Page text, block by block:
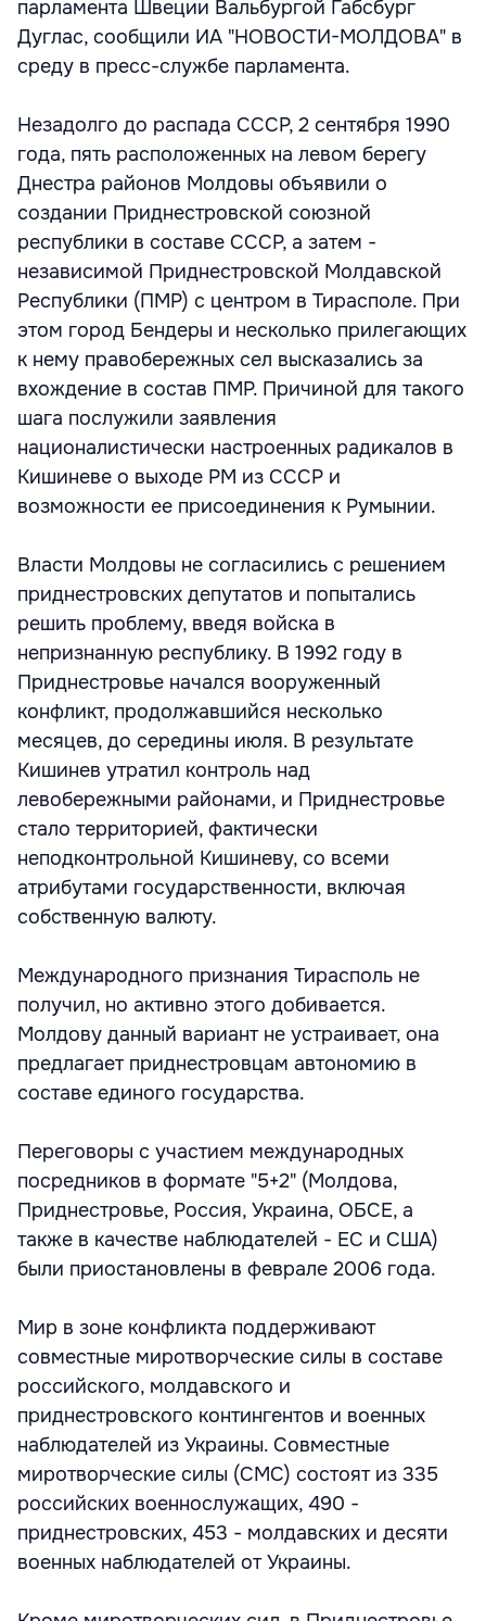
парламента Швеции Вальбургой Габсбург
Дуглас, сообщили ИА "НОВОСТИ-МОЛДОВА" в
среду в пресс-службе парламента.
Незадолго до распада СССР, 2 сентября 1990
года, пять расположенных на левом берегу
Днестра районов Молдовы объявили о
создании Приднестровской союзной
республики в составе СССР, а затем -
независимой Приднестровской Молдавской
Республики (ПМР) с центром в Тирасполе. При
этом город Бендеры и несколько прилегающих
к нему правобережных сел высказались за
вхождение в состав ПМР. Причиной для такого
шага послужили заявления
националистически настроенных радикалов в
Кишиневе о выходе РМ из СССР и
возможности ее присоединения к Румынии.
Власти Молдовы не согласились с решением
приднестровских депутатов и попытались
решить проблему, введя войска в
непризнанную республику. В 1992 году в
Приднестровье начался вооруженный
конфликт, продолжавшийся несколько
месяцев, до середины июля. В результате
Кишинев утратил контроль над
левобережными районами, и Приднестровье
стало территорией, фактически
неподконтрольной Кишиневу, со всеми
атрибутами государственности, включая
собственную валюту.
Международного признания Тирасполь не
получил, но активно этого добивается.
Молдову данный вариант не устраивает, она
предлагает приднестровцам автономию в
составе единого государства.
Переговоры с участием международных
посредников в формате "5+2" (Молдова,
Приднестровье, Россия, Украина, ОБСЕ, а
также в качестве наблюдателей - ЕС и США)
были приостановлены в феврале 2006 года.
Мир в зоне конфликта поддерживают
совместные миротворческие силы в составе
российского, молдавского и
приднестровского контингентов и военных
наблюдателей из Украины. Совместные
миротворческие силы (СМС) состоят из 335
российских военнослужащих, 490 -
приднестровских, 453 - молдавских и десяти
военных наблюдателей от Украины.